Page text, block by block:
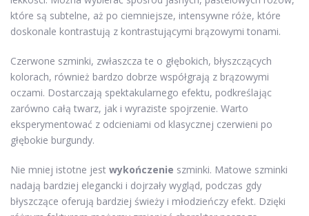
które są subtelne, aż po ciemniejsze, intensywne róże, które
doskonale kontrastują z kontrastującymi brązowymi tonami.
Czerwone szminki, zwłaszcza te o głębokich, błyszczących
kolorach, również bardzo dobrze współgrają z brązowymi
oczami. Dostarczają spektakularnego efektu, podkreślając
zarówno całą twarz, jak i wyraziste spojrzenie. Warto
eksperymentować z odcieniami od klasycznej czerwieni po
głębokie burgundy.
Nie mniej istotne jest wykończenie szminki. Matowe szminki
nadają bardziej elegancki i dojrzały wygląd, podczas gdy
błyszczące oferują bardziej świeży i młodzieńczy efekt. Dzięki